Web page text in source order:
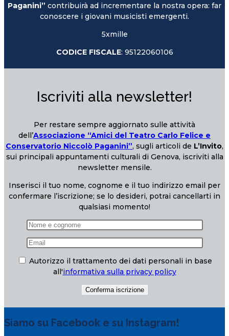
Paganini” contribuirà ad incrementare la nostra opera: far
conoscere i giovani musicisti emergenti.
5xmille
CODICE FISCALE: 95122060106
Iscriviti alla newsletter!
Per restare sempre aggiornato sulle attività
dell’Associazione “Amici del Teatro Carlo Felice e
Conservatorio Niccolò Paganini”, sugli articoli de L’Invito,
sui principali appuntamenti culturali di Genova, iscriviti alla
newsletter mensile.
Inserisci il tuo nome, cognome e il tuo indirizzo email per
confermare l’iscrizione; se lo desideri, potrai cancellarti in
qualsiasi momento!
Autorizzo il trattamento dei dati personali in base
all'informativa sulla privacy policy
Siamo su Facebook e su Instagram!